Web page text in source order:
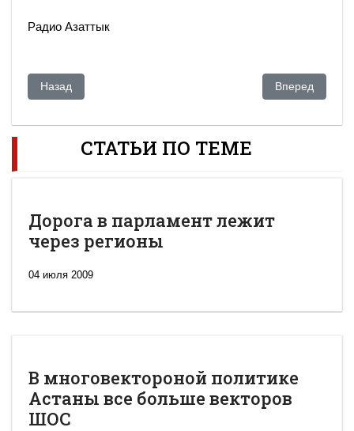
Радио Азаттык
Предыдущий: Суд по делу о беспорядках в Казахстане
Назад Следующий:
Вперед
СТАТЬИ ПО ТЕМЕ
Дорога в парламент лежит
через регионы
04 июля 2009
В многовектороной политике
Астаны все больше векторов
ШОС